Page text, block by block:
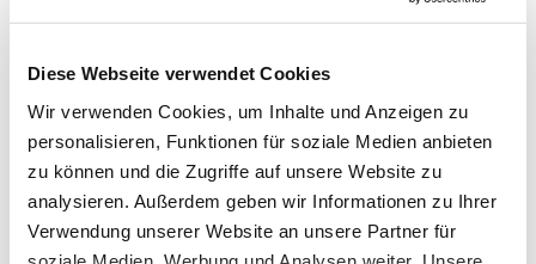
Diese Webseite verwendet Cookies
Wir verwenden Cookies, um Inhalte und Anzeigen zu
personalisieren, Funktionen für soziale Medien anbieten
zu können und die Zugriffe auf unsere Website zu
analysieren. Außerdem geben wir Informationen zu Ihrer
Verwendung unserer Website an unsere Partner für
Artikel teilen
Zur Übersicht